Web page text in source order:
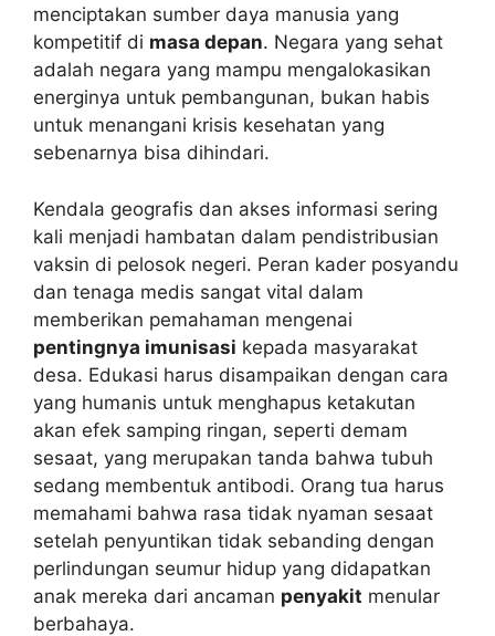
menciptakan sumber daya manusia yang
kompetitif di masa depan. Negara yang sehat
adalah negara yang mampu mengalokasikan
energinya untuk pembangunan, bukan habis
untuk menangani krisis kesehatan yang
sebenarnya bisa dihindari.
Kendala geografis dan akses informasi sering
kali menjadi hambatan dalam pendistribusian
vaksin di pelosok negeri. Peran kader posyandu
dan tenaga medis sangat vital dalam
memberikan pemahaman mengenai
pentingnya imunisasi kepada masyarakat
desa. Edukasi harus disampaikan dengan cara
yang humanis untuk menghapus ketakutan
akan efek samping ringan, seperti demam
sesaat, yang merupakan tanda bahwa tubuh
sedang membentuk antibodi. Orang tua harus
memahami bahwa rasa tidak nyaman sesaat
setelah penyuntikan tidak sebanding dengan
perlindungan seumur hidup yang didapatkan
anak mereka dari ancaman penyakit menular
berbahaya.